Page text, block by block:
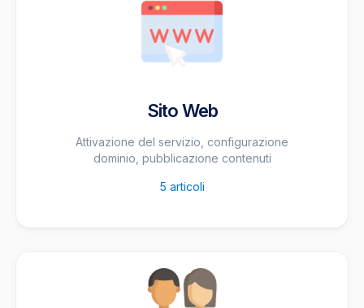
Sito Web
Attivazione del servizio, configurazione
dominio, pubblicazione contenuti
5 articoli